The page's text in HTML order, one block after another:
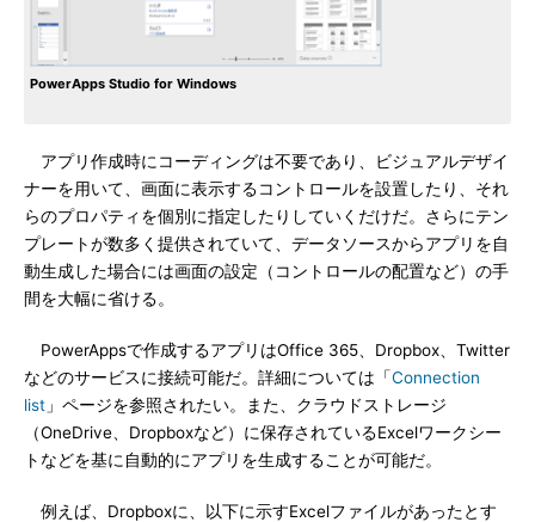
PowerApps Studio for Windows
アプリ作成時にコーディングは不要であり、ビジュアルデザイ
ナーを用いて、画面に表示するコントロールを設置したり、それ
らのプロパティを個別に指定したりしていくだけだ。さらにテン
プレートが数多く提供されていて、データソースからアプリを自
動生成した場合には画面の設定（コントロールの配置など）の手
間を大幅に省ける。
PowerAppsで作成するアプリはOffice 365、Dropbox、Twitter
などのサービスに接続可能だ。詳細については「Connection
list 」ページを参照されたい。また、クラウドストレージ
（OneDrive、Dropboxなど）に保存されているExcelワークシー
トなどを基に自動的にアプリを生成することが可能だ。
例えば、Dropboxに、以下に示すExcelファイルがあったとす